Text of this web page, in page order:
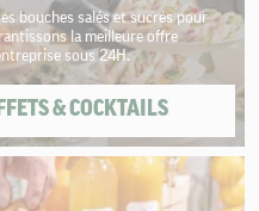
bouches salés et sucrés pour
la meilleure offre
sous 24H.
& COCKTAILS